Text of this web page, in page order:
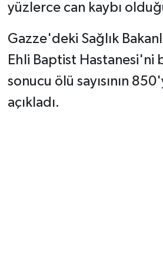
yüzlerce can kaybı
Gazze'deki Sağlık
Ehli Baptist Hastanesi'ni
sonucu ölü sayısının
açıkladı.